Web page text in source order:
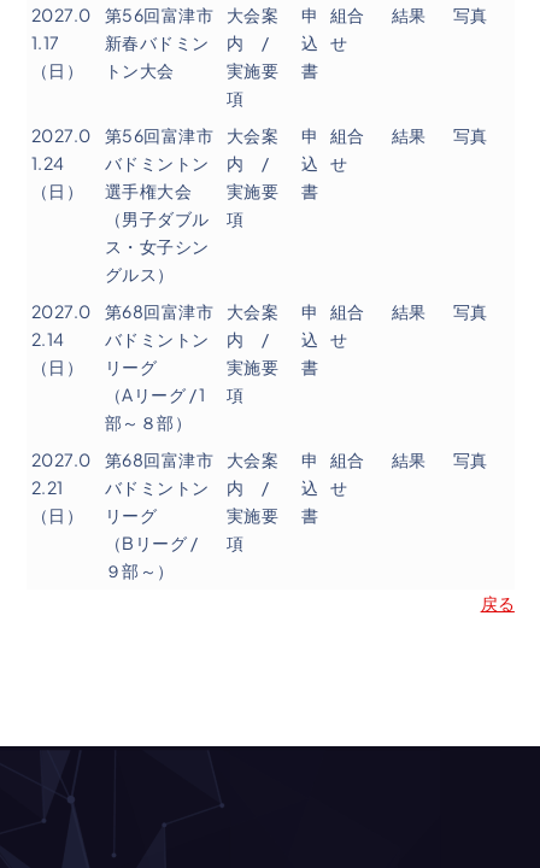
2027.0
1.17
（日）
第56回富津市
新春バドミン
トン大会
大会案
内 /
実施要
項
申
込
書
組合
せ
結果 写真
2027.0
1.24
（日）
第56回富津市
バドミントン
選手権大会
（男子ダブル
ス・女子シン
グルス）
大会案
内 /
実施要
項
申
込
書
組合
せ
結果 写真
2027.0
2.14
（日）
第68回富津市
バドミントン
リーグ
（Aリーグ / 1
部～８部）
大会案
内 /
実施要
項
申
込
書
組合
せ
結果 写真
2027.0
2.21
（日）
第68回富津市
バドミントン
リーグ
（Bリーグ /
９部～）
大会案
内 /
実施要
項
申
込
書
組合
せ
結果 写真
戻る